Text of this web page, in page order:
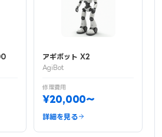
アギボット X2
AgiBot
修理費用
¥20,000〜
詳細を見る